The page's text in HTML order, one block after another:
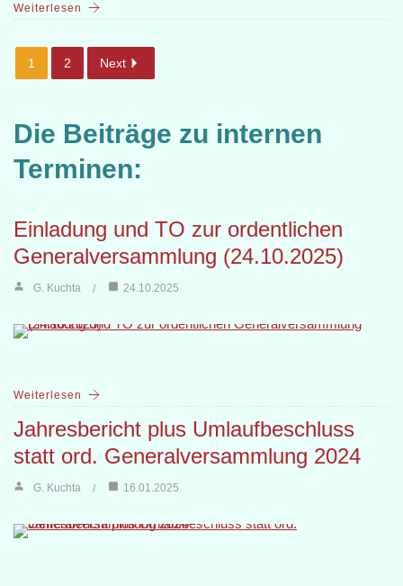
Weiterlesen
1 2 Next
Die Beiträge zu internen
Terminen:
Einladung und TO zur ordentlichen
Generalversammlung (24.10.2025)
G. Kuchta 24.10.2025
Weiterlesen
Jahresbericht plus Umlaufbeschluss
statt ord. Generalversammlung 2024
G. Kuchta 16.01.2025